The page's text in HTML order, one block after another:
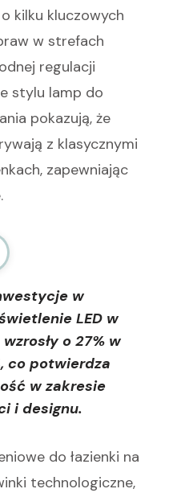
kilku kluczowych
w strefach
regulacji
stylu lamp do
pokazują, że
z klasycznymi
zapewniając
w
LED w
o 27% w
co potwierdza
w zakresie
i designu.
do łazienki na
technologiczne,